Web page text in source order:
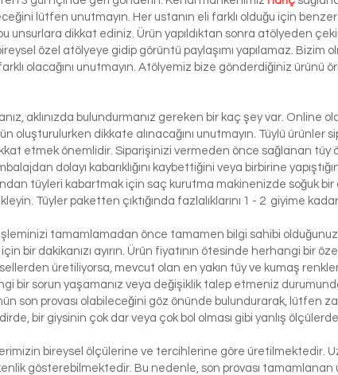
lütfen unutmayın. Her ustanın eli farklı olduğu için
unsurlara dikkat ediniz. Ürün yapıldıktan sonra atölyeden
özel atölyeye gidip görüntü paylaşımı yapılamaz. Bizim
olacağını unutmayın. Atölyemiz bize gönderdiğiniz ürünü
aklınızda bulundurmanız gereken bir kaç şey var.
oluşturulurken dikkate alınacağını unutmayın. Tüylü ürünler
etmek önemlidir. Siparişinizi vermeden önce sağlanan
dolayı kabarıklığını kaybettiğini veya birbirine
tüyleri kabartmak için saç kurutma makinenizde soğuk
Tüyler paketten çıktığında fazlalıklarını 1 - 2 giyime
tamamlamadan önce tamamen bilgi sahibi
bir dakikanızı ayırın. Ürün fiyatının ötesinde herhangi bir
üretiliyorsa, mevcut olan en yakın tüy ve kumaş
bir sorun yaşamanız veya değişiklik talep etmeniz
son provası olabileceğini göz önünde bulundurarak, lütfen
bir giysinin çok dar veya çok bol olması gibi yanlış
bireysel ölçülerine ve tercihlerine göre üretilmektedir.
gösterebilmektedir. Bu nedenle, son provası